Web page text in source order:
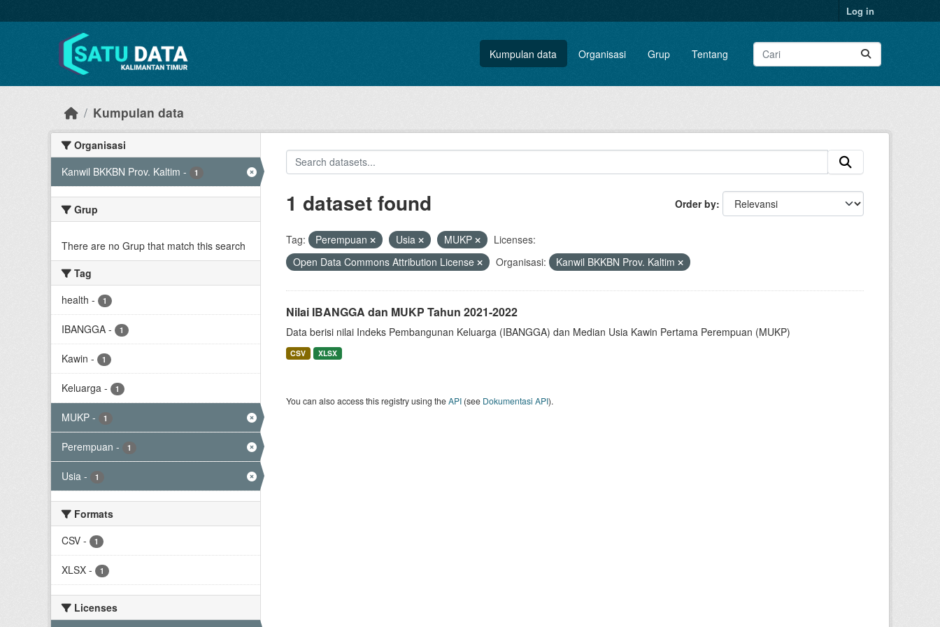
Log in
Kumpulan data Organisasi Grup Tentang
Kumpulan data
Organisasi
Kanwil BKKBN Prov. Kaltim - 1
Grup
There are no Grup that match this search
Tag
health - 1
IBANGGA - 1
Kawin - 1
Keluarga - 1
MUKP - 1
Perempuan - 1
Usia - 1
Formats
CSV - 1
XLSX - 1
Licenses
Order by
1 dataset found
Tag: Perempuan Usia MUKP
Licenses:
Open Data Commons Attribution License
Organisasi: Kanwil BKKBN Prov. Kaltim
Nilai IBANGGA dan MUKP Tahun 2021-2022
Data berisi nilai Indeks Pembangunan Keluarga (IBANGGA) dan Median Usia Kawin Pertama Perempuan (MUKP)
CSV XLSX
You can also access this registry using theAPI(see Dokumentasi API).